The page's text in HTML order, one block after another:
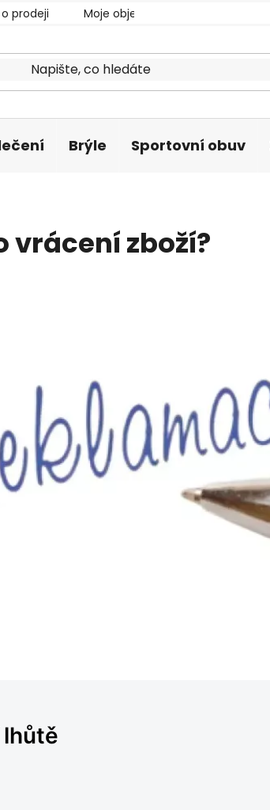
prodeji Moje objednávka
Brýle Sportovní obuv
vrácení zboží?